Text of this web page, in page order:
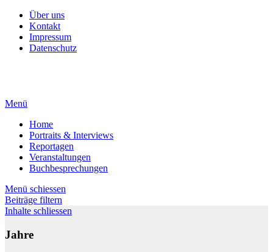
Über uns
Kontakt
Impressum
Datenschutz
Menü
Home
Portraits & Interviews
Reportagen
Veranstaltungen
Buchbesprechungen
Menü schiessen
Beiträge filtern
Inhalte schliessen
Jahre